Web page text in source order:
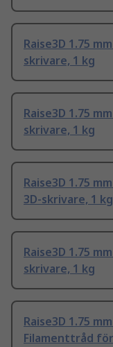
Raise3D 1.75
skrivare, 1 kg
Raise3D 1.75
skrivare, 1 kg
Raise3D 1.75
3D-skrivare, 1 kg
Raise3D 1.75
skrivare, 1 kg
Raise3D 1.75
Filamenttråd